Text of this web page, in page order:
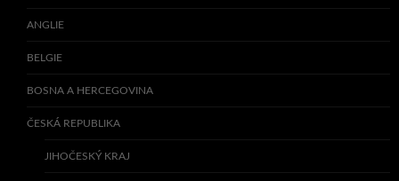
ANGLIE
BELGIE
BOSNA A HERCEGOVINA
ČESKÁ REPUBLIKA
JIHOČESKÝ KRAJ